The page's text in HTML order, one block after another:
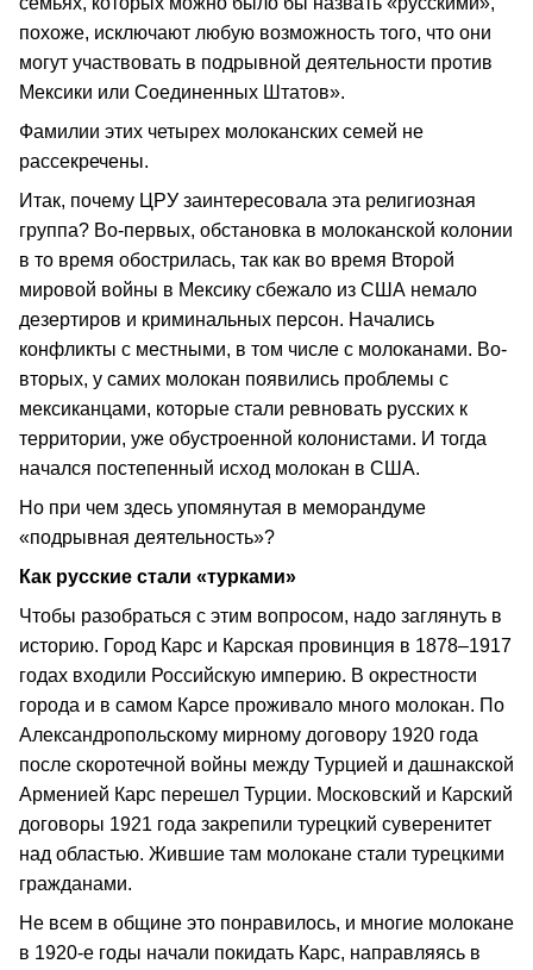
похоже, исключают любую возможность того, что они
могут участвовать в подрывной деятельности против
Мексики или Соединенных Штатов».
Фамилии этих четырех молоканских семей не
рассекречены.
Итак, почему ЦРУ заинтересовала эта религиозная
группа? Во-первых, обстановка в молоканской колонии
в то время обострилась, так как во время Второй
мировой войны в Мексику сбежало из США немало
дезертиров и криминальных персон. Начались
конфликты с местными, в том числе с молоканами. Во-
вторых, у самих молокан появились проблемы с
мексиканцами, которые стали ревновать русских к
территории, уже обустроенной колонистами. И тогда
начался постепенный исход молокан в США.
Но при чем здесь упомянутая в меморандуме
«подрывная деятельность»?
Как русские стали «турками»
Чтобы разобраться с этим вопросом, надо заглянуть в
историю. Город Карс и Карская провинция в 1878–1917
годах входили Российскую империю. В окрестности
города и в самом Карсе проживало много молокан. По
Александропольскому мирному договору 1920 года
после скоротечной войны между Турцией и дашнакской
Арменией Карс перешел Турции. Московский и Карский
договоры 1921 года закрепили турецкий суверенитет
над областью. Жившие там молокане стали турецкими
гражданами.
Не всем в общине это понравилось, и многие молокане
в 1920-е годы начали покидать Карс, направляясь в